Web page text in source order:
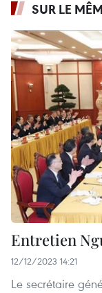
SUR LE
Entretien
12/12/2023 14:21
Le secrétaire